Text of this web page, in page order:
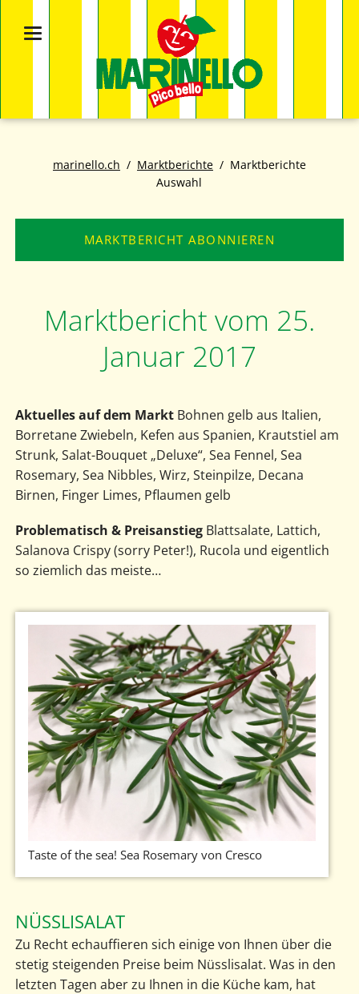
marinello.ch Marktberichte
Marktberichte
Auswahl
MARKTBERICHT ABONNIEREN
Marktbericht vom 25.
Januar 2017
Aktuelles auf dem Markt Bohnen gelb aus Italien,
Borretane Zwiebeln, Kefen aus Spanien, Krautstiel am
Strunk, Salat-Bouquet „Deluxe“, Sea Fennel, Sea
Rosemary, Sea Nibbles, Wirz, Steinpilze, Decana
Birnen, Finger Limes, Pflaumen gelb
Problematisch & Preisanstieg Blattsalate, Lattich,
Salanova Crispy (sorry Peter!), Rucola und eigentlich
so ziemlich das meiste…
Taste of the sea! Sea Rosemary von Cresco
NÜSSLISALAT
Zu Recht echauffieren sich einige von Ihnen über die
stetig steigenden Preise beim Nüsslisalat. Was in den
letzten Tagen aber zu Ihnen in die Küche kam, hat